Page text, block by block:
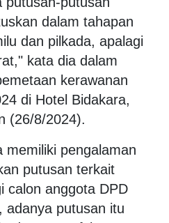
dalam tahapan
dan pilkada, apalagi
kata dia dalam
kerawanan
di Hotel Bidakara,
(26/8/2024).
memiliki pengalaman
putusan terkait
calon anggota DPD
adanya putusan itu